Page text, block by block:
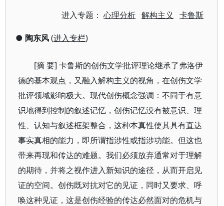
进入专题：心理分析 解构主义 卡鲁斯
● 陶东风(进入专栏)
[摘 要] 卡鲁斯的创伤文学批评理论继承了弗洛伊
德的基本观点，又融入解构主义的视角，在创伤文学
批评领域影响极大。现代创伤概念强调：不同于有意
识地得到控制的叙述记忆，创伤记忆没有被意识、理
性、认知与叙述框架整合，这种本真性使其具有直达
事实真相的能力，即所谓指涉性或指涉功能。但这也
带来再现和传达的难题。我们必须放弃通常对于理解
的期待，并将之视作进入新知识的途径，从而开启见
证的空间。创伤既对抗对它的见证，同时又要求、呼
唤这种见证，这是创伤经验的传达必然面对的危机与